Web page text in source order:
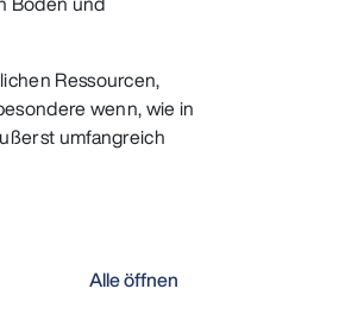
Ressourcen,
wenn, wie in
umfangreich
Alle öffnen